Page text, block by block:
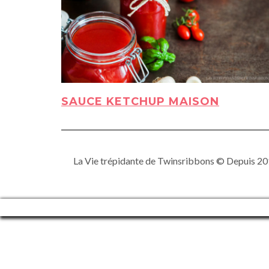
SAUCE KETCHUP MAISON
La Vie trépidante de Twinsribbons © Depuis